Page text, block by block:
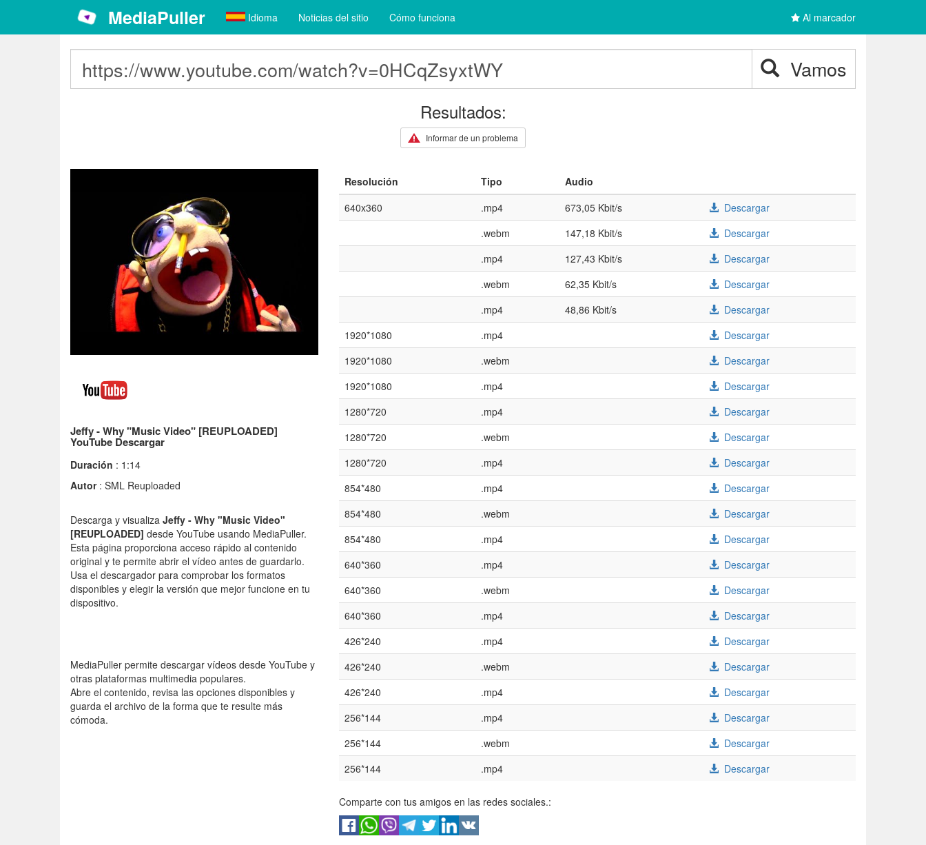
MediaPuller Idioma Noticias del sitio Cómo funciona Al marcador
Vamos
Resultados:
Informar de un problema
Jeffy - Why "Music Video" [REUPLOADED]
YouTube Descargar
Duración : 1:14
Autor: SML Reuploaded
Descarga y visualiza Jeffy - Why "Music Video"
[REUPLOADED] desde YouTube usando MediaPuller.
Esta página proporciona acceso rápido al contenido
original y te permite abrir el vídeo antes de guardarlo.
Usa el descargador para comprobar los formatos
disponibles y elegir la versión que mejor funcione en tu
dispositivo.
MediaPuller permite descargar vídeos desde YouTube y
otras plataformas multimedia populares.
Abre el contenido, revisa las opciones disponibles y
guarda el archivo de la forma que te resulte más
cómoda.
Resolución Tipo
Audio
640x360
.mp4 673,05 Kbit/s
Descargar
.webm
147,18 Kbit/s
Descargar
.mp4
127,43 Kbit/s
Descargar
.webm
62,35 Kbit/s
Descargar
.mp4
48,86 Kbit/s
Descargar
1920*1080
.mp4
Descargar
1920*1080
.webm
Descargar
1920*1080
.mp4
Descargar
1280*720
.mp4
Descargar
1280*720
.webm
Descargar
1280*720
.mp4
Descargar
854*480
.mp4
Descargar
854*480
.webm
Descargar
854*480
.mp4
Descargar
640*360
.mp4
Descargar
640*360
.webm
Descargar
640*360
.mp4
Descargar
426*240
.mp4
Descargar
426*240
.webm
Descargar
426*240
.mp4
Descargar
256*144
.mp4
Descargar
256*144
.webm
Descargar
256*144
.mp4 Descargar
Comparte con tus amigos en las redes sociales.: